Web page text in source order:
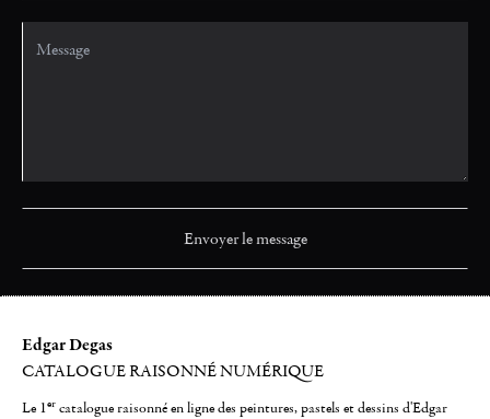
Edgar Degas
CATALOGUE RAISONNÉ NUMÉRIQUE
Le 1er catalogue raisonné en ligne des peintures, pastels et dessins d'Edgar